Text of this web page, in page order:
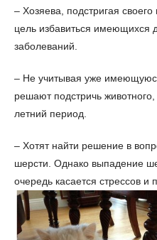
– Хозяева, подстригая
цель избавиться имеющихся
заболеваний.
– Не учитывая уже
решают подстричь
летний период.
– Хотят найти решение в
шерсти. Однако выпадение
очередь касается стрессов и